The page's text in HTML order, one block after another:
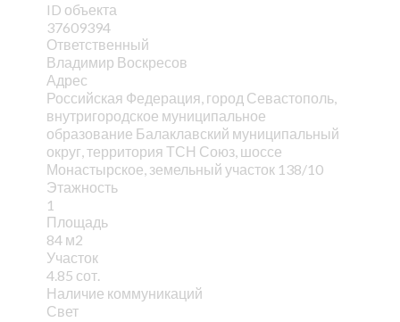
ID объекта
37609394
Ответственный
Владимир Воскресов
Адрес
Российская Федерация, город Севастополь,
внутригородское муниципальное
образование Балаклавский муниципальный
округ, территория ТСН Союз, шоссе
Монастырское, земельный участок 138/10
Этажность
1
Площадь
84 м2
Участок
4.85 сот.
Наличие коммуникаций
Свет